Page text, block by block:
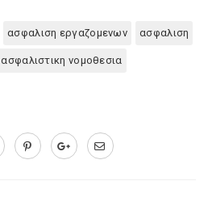
ασφαλιση εργαζομενων ασφαλιση
ασφαλιστικη νομοθεσια